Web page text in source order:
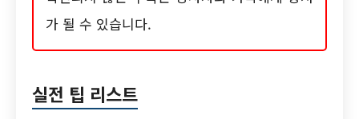
가 될 수 있습니다.
실전 팁 리스트